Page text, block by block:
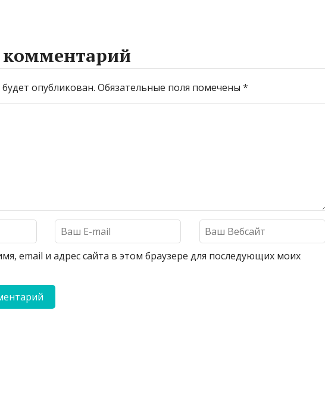
комментарий
опубликован. Обязательные поля помечены *
email и адрес сайта в этом браузере для последующих моих